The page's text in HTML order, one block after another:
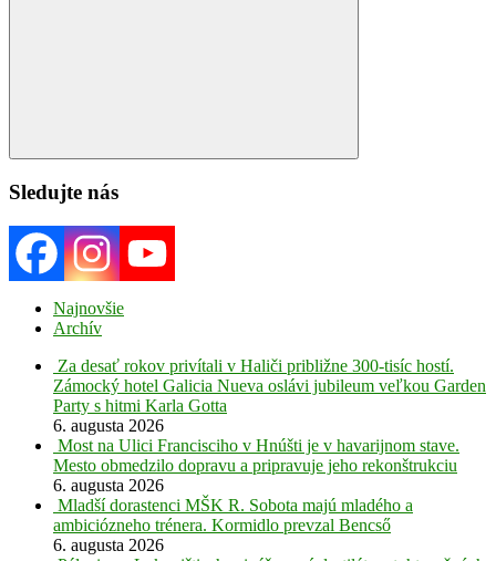
Search
Sledujte nás
Najnovšie
Archív
Za desať rokov privítali v Haliči približne 300-tisíc hostí.
Zámocký hotel Galicia Nueva oslávi jubileum veľkou Garden
Party s hitmi Karla Gotta
6. augusta 2026
Most na Ulici Francisciho v Hnúšti je v havarijnom stave.
Mesto obmedzilo dopravu a pripravuje jeho rekonštrukciu
6. augusta 2026
Mladší dorastenci MŠK R. Sobota majú mladého a
ambiciózneho trénera. Kormidlo prevzal Bencső
6. augusta 2026